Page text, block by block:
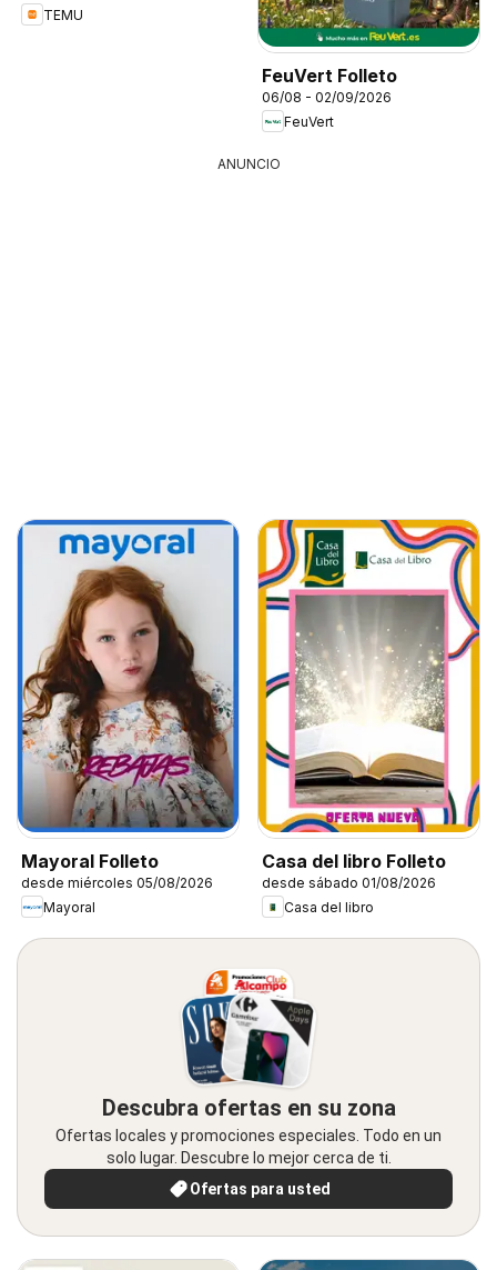
TEMU
FeuVert Folleto
06/08 - 02/09/2026
FeuVert
ANUNCIO
Mayoral Folleto
desde miércoles 05/08/2026
Mayoral
Casa del libro Folleto
desde sábado 01/08/2026
Casa del libro
Descubra ofertas en su zona
Ofertas locales y promociones especiales. Todo en un
solo lugar. Descubre lo mejor cerca de ti.
Ofertas para usted